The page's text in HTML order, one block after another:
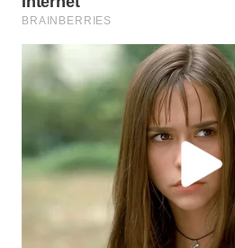
SUKABUMI
PURWAKARTA
PRIANGAN
TIMUR